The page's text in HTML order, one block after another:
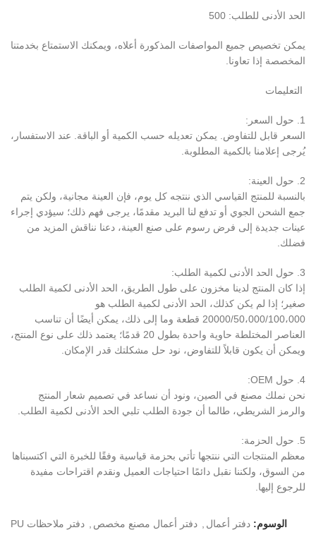
الحد الأدنى للطلب: 500
يمكن تخصيص جميع المواصفات المذكورة أعلاه، ويمكنك الاستمتاع بخدمتنا
المخصصة إذا تعاونا.
التعليمات
1. حول السعر:
السعر قابل للتفاوض. يمكن تعديله حسب الكمية أو الباقة. عند الاستفسار،
يُرجى إعلامنا بالكمية المطلوبة.
2. حول العينة:
بالنسبة للمنتج القياسي الذي ننتجه كل يوم، فإن العينة مجانية، ولكن يتم
جمع الشحن الجوي أو تدفع لنا البريد مقدمًا، يرجى فهم ذلك؛ سيؤدي إجراء
عينات جديدة إلى فرض رسوم على صنع العينة، دعنا نناقش المزيد من
فضلك.
3. حول الحد الأدنى لكمية الطلب:
إذا كان المنتج لدينا مخزون على طول الطريق، الحد الأدنى لكمية الطلب
صغير؛ إذا لم يكن كذلك، الحد الأدنى لكمية الطلب هو
20000/50،000/100،000 قطعة وما إلى ذلك، يمكن أيضًا أن تناسب
العناصر المختلطة حاوية واحدة بطول 20 قدمًا؛ يعتمد ذلك على نوع المنتج،
ويمكن أن يكون قابلاً للتفاوض، نود حل مشكلتك قدر الإمكان.
4. حول OEM:
نحن نملك مصنع في الصين، ونود أن نساعد في تصميم شعار المنتج
والرمز الشريطي، طالما أن جودة الطلب تلبي الحد الأدنى لكمية الطلب.
5. حول الحزمة:
معظم المنتجات التي ننتجها تأتي بحزمة قياسية وفقًا للخبرة التي اكتسبناها
من السوق، ولكننا نقبل دائمًا احتياجات العميل ونقدم اقتراحات مفيدة
للرجوع إليها.
الوسوم: دفتر أعمال , دفتر أعمال مصنع مخصص , دفتر ملاحظات PU